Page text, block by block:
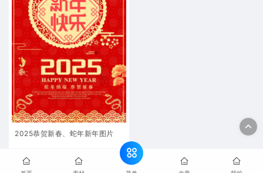
2025恭贺新春、蛇年新年图片
2025新年春节素材